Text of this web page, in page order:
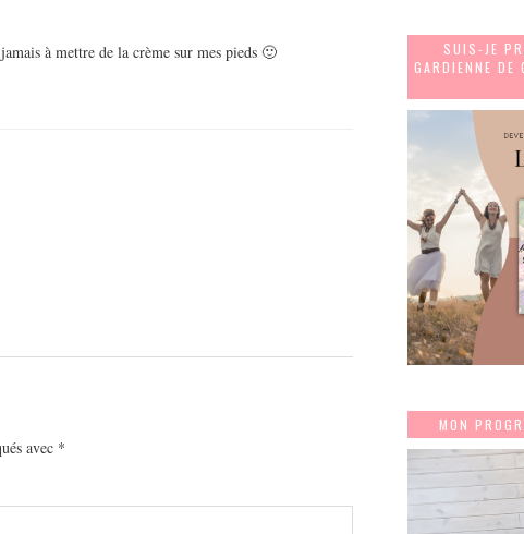
à mettre de la crème sur mes pieds 🙂
avec *
SUIS-JE
GARDIENNE DE
MON